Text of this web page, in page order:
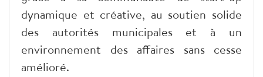
dynamique et créative, au soutien solide
des autorités municipales et à un
environnement des affaires sans cesse
amélioré.